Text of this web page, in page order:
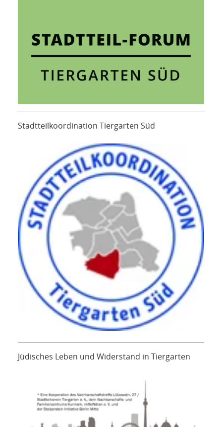
Stadtteilkoordination Tiergarten Süd
Jüdisches Leben und Widerstand in Tiergarten